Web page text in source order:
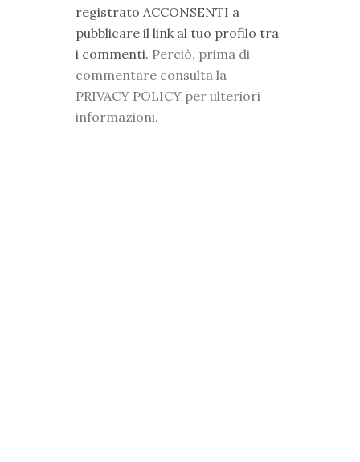
registrato ACCONSENTI a
pubblicare il link al tuo profilo tra
i commenti. Perciò, prima di
commentare consulta la
PRIVACY POLICY per ulteriori
informazioni.